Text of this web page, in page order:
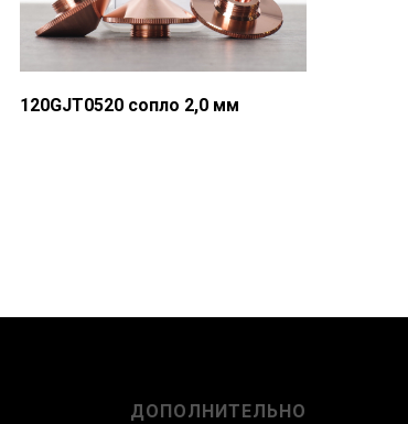
120GJT0520 сопло 2,0 мм
ДОПОЛНИТЕЛЬНО